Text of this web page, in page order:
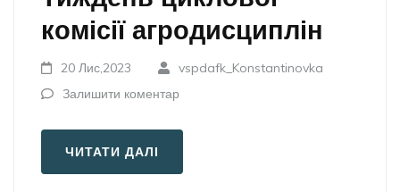
комісії агродисциплін
20 Лис,2023
vspdafk_Konstantinovka
Залишити коментар
ЧИТАТИ ДАЛІ